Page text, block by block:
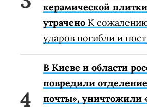
керамической
утрачено К
ударов погибли и
В Киеве и области
повредили
почты», уничтожили